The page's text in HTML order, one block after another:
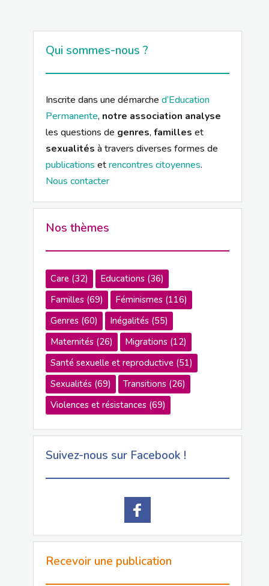
Qui sommes-nous ?
Inscrite dans une démarche d’Education
Permanente, notre association analyse
les questions de genres,familles et
sexualités à travers diverses formes de
publications etrencontres citoyennes.
Nous contacter
Nos thèmes
Care(32) Educations(36)
Familles(69) Féminismes(116)
Genres(60) Inégalités(55)
Maternités(26) Migrations(12)
Santé sexuelle et reproductive(51)
Sexualités(69) Transitions(26)
Violences et résistances(69)
Suivez-nous sur Facebook !
Recevoir une publication